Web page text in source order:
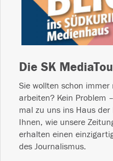
Die SK
Sie wollten schon
arbeiten? Kein Problem
mal zu uns ins Haus der
Ihnen, wie unsere
erhalten einen
des Journalismus.